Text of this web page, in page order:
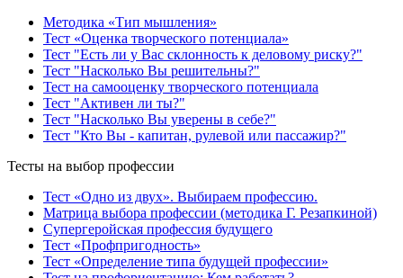
Методика «Тип мышления»
Тест «Оценка творческого потенциала»
Тест "Есть ли у Вас склонность к деловому риску?"
Тест "Насколько Вы решительны?"
Тест на самооценку творческого потенциала
Тест "Активен ли ты?"
Тест "Насколько Вы уверены в себе?"
Тест "Кто Вы - капитан, рулевой или пассажир?"
Тесты на выбор профессии
Тест «Одно из двух». Выбираем профессию.
Матрица выбора профессии (методика Г. Резапкиной)
Супергеройская профессия будущего
Тест «Профпригодность»
Тест «Определение типа будущей профессии»